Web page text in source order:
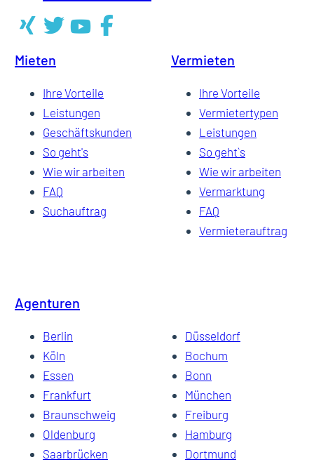
Mieten
Ihre Vorteile
Leistungen
Geschäftskunden
So geht's
Wie wir arbeiten
FAQ
Suchauftrag
Vermieten
Ihre Vorteile
Vermietertypen
Leistungen
So geht`s
Wie wir arbeiten
Vermarktung
FAQ
Vermieterauftrag
Agenturen
Berlin
Düsseldorf
Köln
Bochum
Essen
Bonn
Frankfurt
München
Braunschweig
Freiburg
Oldenburg
Hamburg
Saarbrücken
Dortmund